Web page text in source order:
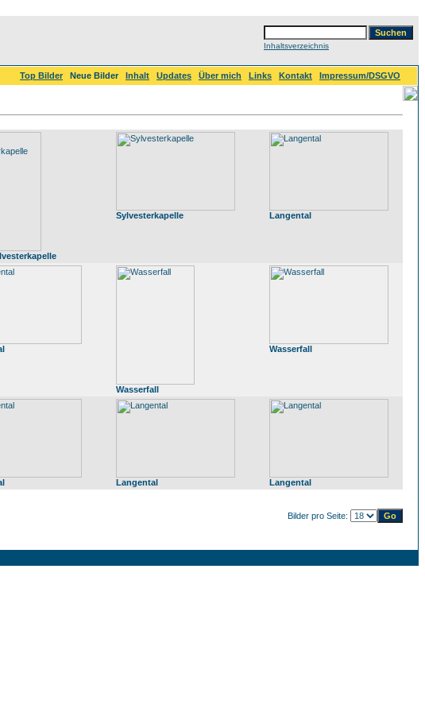
Inhaltsverzeichnis
Top Bilder Neue Bilder Inhalt Updates Über mich Links Kontakt
Impressum/DSGVO
Sylvesterkapelle Langental
Wasserfall
Wasserfall
Langental Langental
Bilder pro Seite: